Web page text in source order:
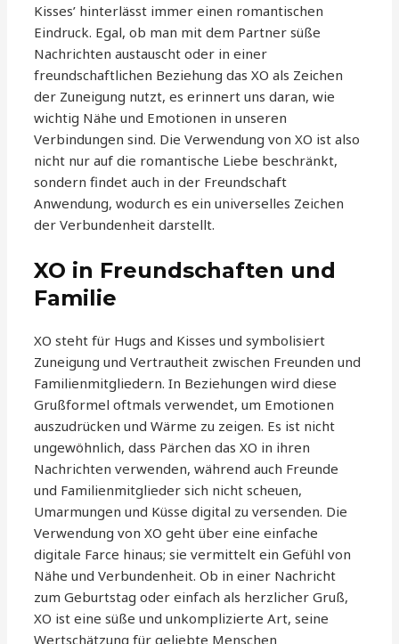
Kisses’ hinterlässt immer einen romantischen
Eindruck. Egal, ob man mit dem Partner süße
Nachrichten austauscht oder in einer
freundschaftlichen Beziehung das XO als Zeichen
der Zuneigung nutzt, es erinnert uns daran, wie
wichtig Nähe und Emotionen in unseren
Verbindungen sind. Die Verwendung von XO ist also
nicht nur auf die romantische Liebe beschränkt,
sondern findet auch in der Freundschaft
Anwendung, wodurch es ein universelles Zeichen
der Verbundenheit darstellt.
XO in Freundschaften und
Familie
XO steht für Hugs and Kisses und symbolisiert
Zuneigung und Vertrautheit zwischen Freunden und
Familienmitgliedern. In Beziehungen wird diese
Grußformel oftmals verwendet, um Emotionen
auszudrücken und Wärme zu zeigen. Es ist nicht
ungewöhnlich, dass Pärchen das XO in ihren
Nachrichten verwenden, während auch Freunde
und Familienmitglieder sich nicht scheuen,
Umarmungen und Küsse digital zu versenden. Die
Verwendung von XO geht über eine einfache
digitale Farce hinaus; sie vermittelt ein Gefühl von
Nähe und Verbundenheit. Ob in einer Nachricht
zum Geburtstag oder einfach als herzlicher Gruß,
XO ist eine süße und unkomplizierte Art, seine
Wertschätzung für geliebte Menschen